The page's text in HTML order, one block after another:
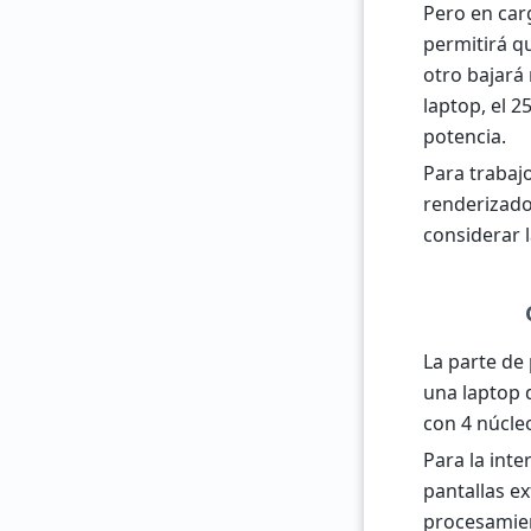
Pero en
permitirá
otro bajará
laptop, el
potencia.
Para
considerar
La parte
una laptop
con 4
Para la
pantallas